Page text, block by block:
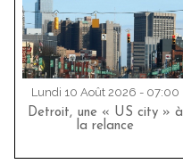
Lundi 10 Août 2026 - 07:00
Detroit, une « US city » à
la relance